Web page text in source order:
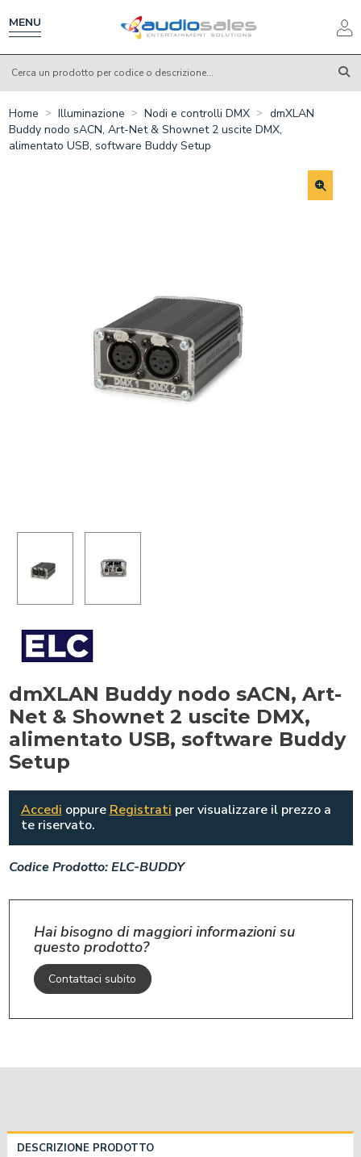
contenuto
principale
MENU
Home Illuminazione Nodi e controlli DMX
dmXLAN
Buddy nodo sACN, Art-Net & Shownet 2 uscite DMX,
alimentato USB, software Buddy Setup
dmXLAN Buddy nodo sACN, Art-
Net & Shownet 2 uscite DMX,
alimentato USB, software Buddy
Setup
Accedi oppure Registrati per visualizzare il prezzo a
te riservato.
Codice Prodotto: ELC-BUDDY
Hai bisogno di maggiori informazioni su
questo prodotto?
Contattaci subito
DESCRIZIONE PRODOTTO